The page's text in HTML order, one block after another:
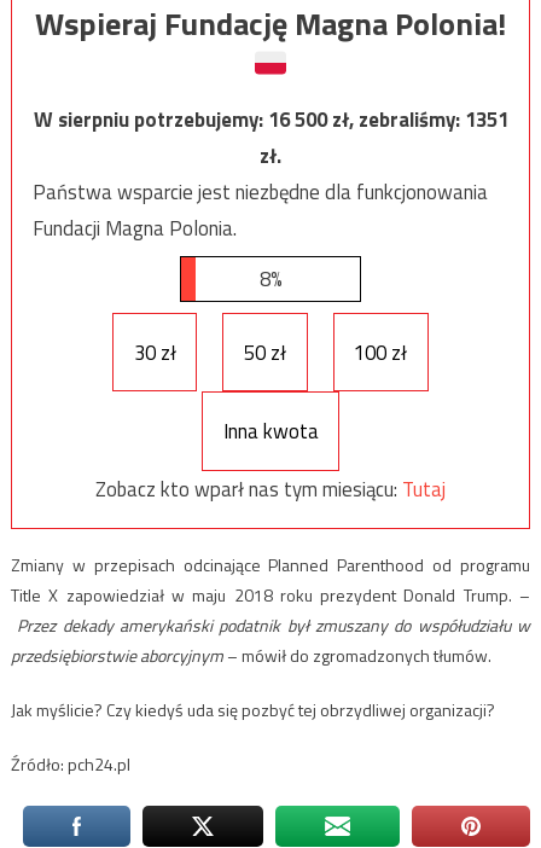
Wspieraj Fundację Magna Polonia!
W sierpniu potrzebujemy:16 500zł, zebraliśmy:1351
zł.
Państwa wsparcie jest niezbędne dla funkcjonowania
Fundacji Magna Polonia.
8%
30 zł 50 zł 100 zł
Inna kwota
Zobacz kto wparł nas tym miesiącu: Tutaj
Zmiany w przepisach odcinające Planned Parenthood od programu
Title X zapowiedział w maju 2018 roku prezydent Donald Trump. –
Przez dekady amerykański podatnik był zmuszany do współudziału w
przedsiębiorstwie aborcyjnym– mówił do zgromadzonych tłumów.
Jak myślicie? Czy kiedyś uda się pozbyć tej obrzydliwej organizacji?
Źródło: pch24.pl